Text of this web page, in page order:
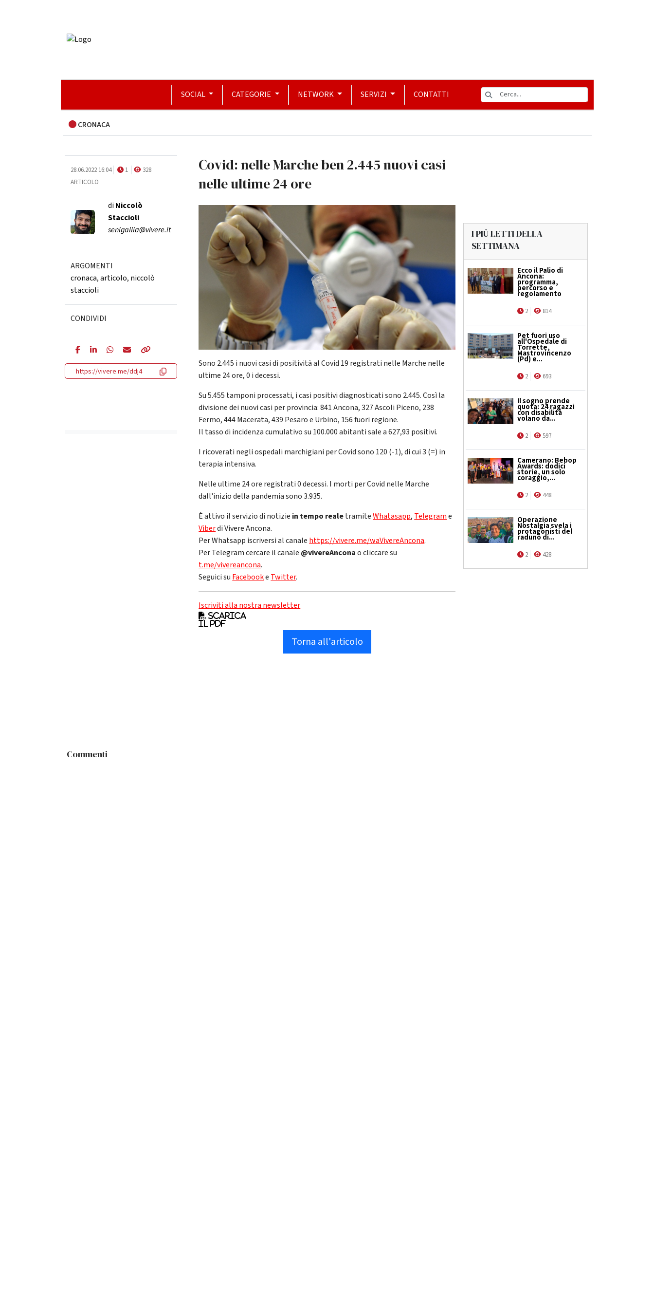
SOCIAL CATEGORIE NETWORK SERVIZI CONTATTI
CRONACA
28.06.2022 16:04 1
328
ARTICOLO
diNiccolò
Staccioli
senigallia@vivere.it
ARGOMENTI
cronaca,articolo, niccolò
staccioli
CONDIVIDI
https://vivere.me/ddj4
Covid: nelle Marche ben 2.445 nuovi casi
nelle ultime 24 ore
Sono 2.445 i nuovi casi di positività al Covid 19 registrati nelle Marche nelle
ultime 24 ore, 0 i decessi.
Su 5.455 tamponi processati, i casi positivi diagnosticati sono 2.445. Così la
divisione dei nuovi casi per provincia: 841 Ancona, 327 Ascoli Piceno, 238
Fermo, 444 Macerata, 439 Pesaro e Urbino, 156 fuori regione.
Il tasso di incidenza cumulativo su 100.000 abitanti sale a 627,93 positivi.
I ricoverati negli ospedali marchigiani per Covid sono 120 (-1), di cui 3 (=) in
terapia intensiva.
Nelle ultime 24 ore registrati 0 decessi. I morti per Covid nelle Marche
dall'inizio della pandemia sono 3.935.
È attivo il servizio di notizie in tempo realetramiteWhatasapp, Telegrame
Viberdi Vivere Ancona.
Per Whatsapp iscriversi al canale https://vivere.me/waVivereAncona.
Per Telegram cercare il canale @vivereAnconao cliccare su
t.me/vivereancona.
Seguici su Facebooke Twitter.
Iscriviti alla nostra newsletter
Scarica
il pdf
Torna all'articolo
I PIÙ LETTI DELLA
SETTIMANA
Ecco il Palio di
Ancona:
programma,
percorso e
regolamento
2 814
Pet fuori uso
all'Ospedale di
Torrette,
Mastrovincenzo
(Pd) e...
2 693
Il sogno prende
quota: 24 ragazzi
con disabilità
volano da...
2 597
Camerano: Bebop
Awards: dodici
storie, un solo
coraggio,...
2 448
Operazione
Nostalgia svela i
protagonisti del
raduno di...
2 428
Commenti